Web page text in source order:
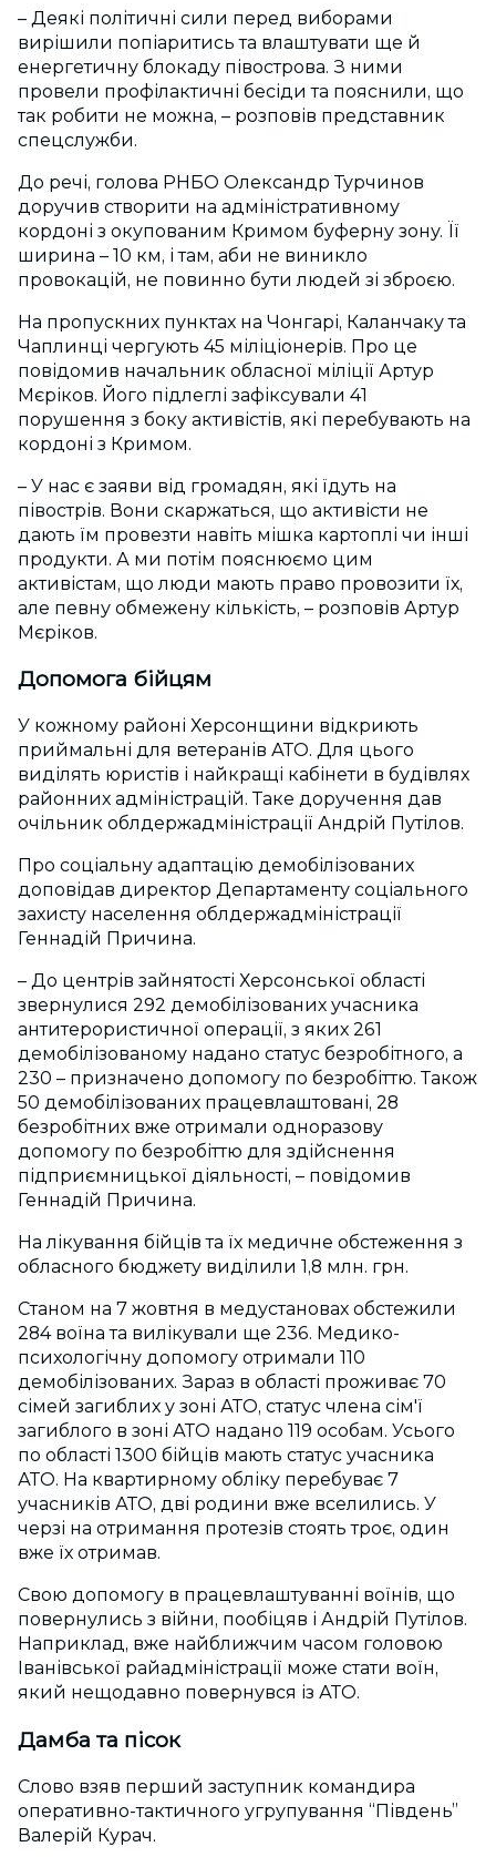
– Деякі політичні сили перед виборами
вирішили попіаритись та влаштувати ще й
енергетичну блокаду півострова. З ними
провели профілактичні бесіди та пояснили, що
так робити не можна, – розповів представник
спецслужби.
До речі, голова РНБО Олександр Турчинов
доручив створити на адміністративному
кордоні з окупованим Кримом буферну зону. Її
ширина – 10 км, і там, аби не виникло
провокацій, не повинно бути людей зі зброєю.
На пропускних пунктах на Чонгарі, Каланчаку та
Чаплинці чергують 45 міліціонерів. Про це
повідомив начальник обласної міліції Артур
Мєріков. Його підлеглі зафіксували 41
порушення з боку активістів, які перебувають на
кордоні з Кримом.
– У нас є заяви від громадян, які їдуть на
півострів. Вони скаржаться, що активісти не
дають їм провезти навіть мішка картоплі чи інші
продукти. А ми потім пояснюємо цим
активістам, що люди мають право провозити їх,
але певну обмежену кількість, – розповів Артур
Мєріков.
Допомога бійцям
У кожному районі Херсонщини відкриють
приймальні для ветеранів АТО. Для цього
виділять юристів і найкращі кабінети в будівлях
районних адміністрацій. Таке доручення дав
очільник облдержадміністрації Андрій Путілов.
Про соціальну адаптацію демобілізованих
доповідав директор Департаменту соціального
захисту населення облдержадміністрації
Геннадій Причина.
– До центрів зайнятості Херсонської області
звернулися 292 демобілізованих учасника
антитерористичної операції, з яких 261
демобілізованому надано статус безробітного, а
230 – призначено допомогу по безробіттю. Також
50 демобілізованих працевлаштовані, 28
безробітних вже отримали одноразову
допомогу по безробіттю для здійснення
підприємницької діяльності, – повідомив
Геннадій Причина.
На лікування бійців та їх медичне обстеження з
обласного бюджету виділили 1,8 млн. грн.
Станом на 7 жовтня в медустановах обстежили
284 воїна та вилікували ще 236. Медико-
психологічну допомогу отримали 110
демобілізованих. Зараз в області проживає 70
сімей загиблих у зоні АТО, статус члена сім'ї
загиблого в зоні АТО надано 119 особам. Усього
по області 1300 бійців мають статус учасника
АТО. На квартирному обліку перебуває 7
учасників АТО, дві родини вже вселились. У
черзі на отримання протезів стоять троє, один
вже їх отримав.
Свою допомогу в працевлаштуванні воїнів, що
повернулись з війни, пообіцяв і Андрій Путілов.
Наприклад, вже найближчим часом головою
Іванівської райадміністрації може стати воїн,
який нещодавно повернувся із АТО.
Дамба та пісок
Слово взяв перший заступник командира
оперативно-тактичного угрупування “Південь”
Валерій Курач.